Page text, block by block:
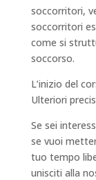
soccorritori,
soccorritori
come si
soccorso.
L’inizio del
Ulteriori
Se sei
se vuoi
tuo tempo
unisciti alla